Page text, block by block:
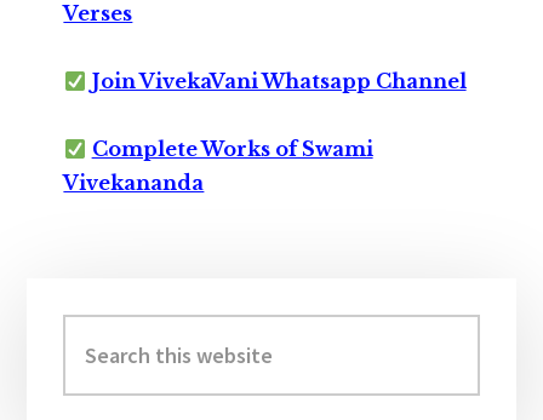
Verses
Join VivekaVani Whatsapp Channel
Complete Works of Swami
Vivekananda
Sidebar
this
website